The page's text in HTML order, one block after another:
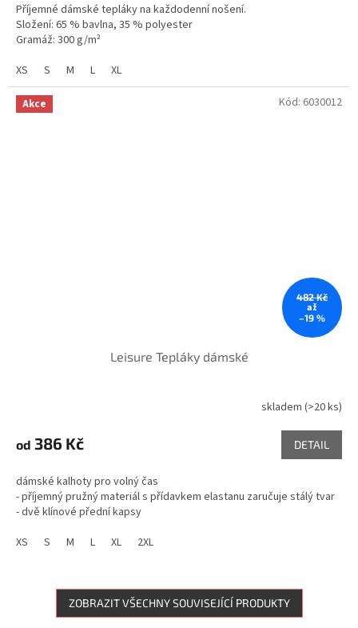
z
5
hvězdiček.
Příjemné dámské tepláky na každodenní nošení.
Složení: 65 % bavlna, 35 % polyester
Gramáž: 300 g/m²
XS
S M L XL
Akce
482 Kč
až
–19 %
Leisure Tepláky dámské
produktu
je
z
5
hvězdiček.
skladem(>20 ks)
od 386 Kč DETAIL
dámské kalhoty pro volný čas
- příjemný pružný materiál s přídavkem elastanu zaručuje stálý tvar
- dvě klínové přední kapsy
XS
S M L XL 2XL
Kód: 6030012
ZOBRAZIT VŠECHNY SOUVISEJÍCÍ PRODUKTY